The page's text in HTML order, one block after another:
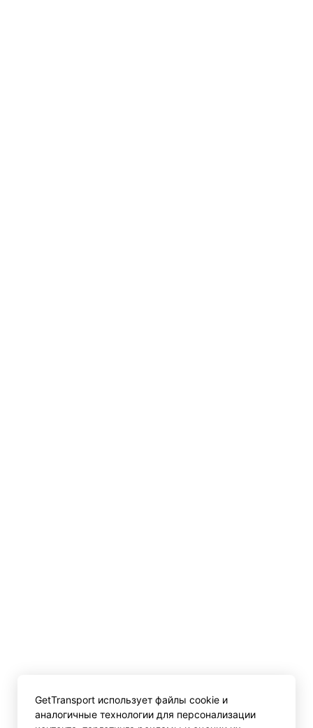
GetTransport использует файлы cookie и
аналогичные технологии для персонализации